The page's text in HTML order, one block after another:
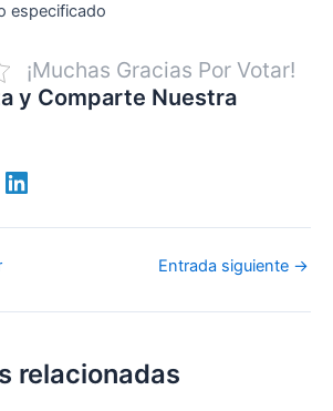
especificado
¡Muchas Gracias Por Votar!
y Comparte Nuestra
Entrada siguiente →
relacionadas